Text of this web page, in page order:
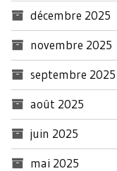
décembre 2025
novembre 2025
septembre 2025
août 2025
juin 2025
mai 2025